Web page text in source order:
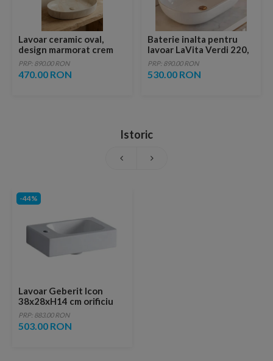
Lavoar ceramic oval,
design marmorat crem
lucios cu vene aurii,
ventil inclus
PRP: 890.00 RON
470.00 RON
Baterie inalta pentru
lavoar LaVita Verdi 220,
fara ventil, brushed
copper
PRP: 890.00 RON
530.00 RON
Istoric
-44%
Lavoar Geberit Icon
38x28xH14 cm orificiu
robinet stanga
PRP: 883.00 RON
503.00 RON